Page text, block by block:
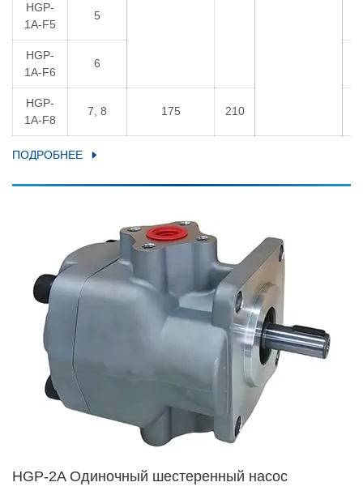
HGP-
1A-F5
5
HGP-
1A-F6
6
HGP-
1A-F8
7, 8 175 210
ПОДРОБНЕЕ
HGP-2A Одиночный шестеренный насос